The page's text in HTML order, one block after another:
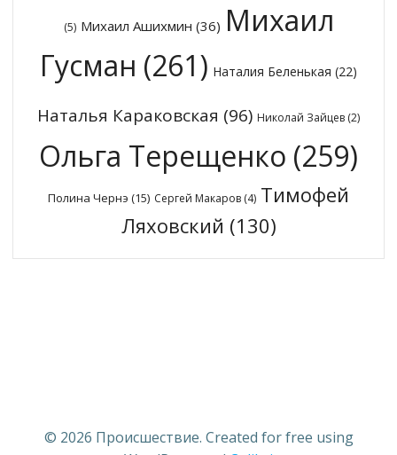
(5) Михаил Ашихмин (36) Михаил
Гусман (261) Наталия Беленькая (22)
Наталья Караковская (96) Николай Зайцев (2)
Ольга Терещенко (259)
Полина Чернэ (15) Сергей Макаров (4) Тимофей
Ляховский (130)
© 2026 Происшествие. Created for free using